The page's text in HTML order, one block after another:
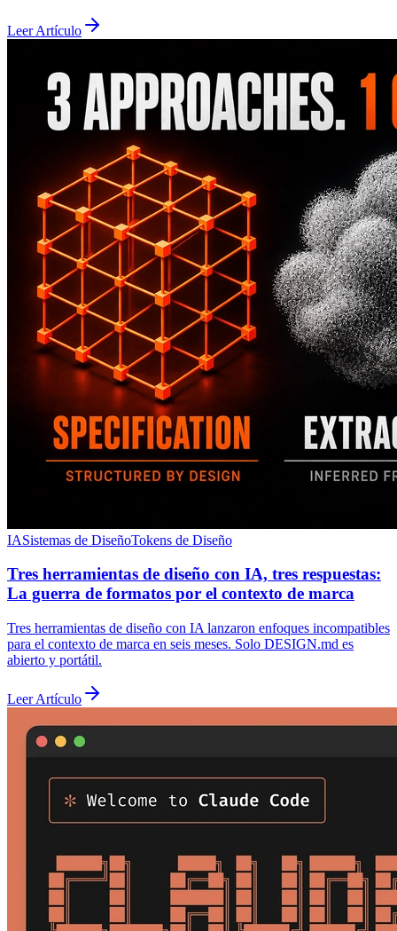
Leer Artículo
IASistemas de DiseñoTokens de Diseño
Tres herramientas de diseño con IA, tres respuestas:
La guerra de formatos por el contexto de marca
Tres herramientas de diseño con IA lanzaron enfoques incompatibles
para el contexto de marca en seis meses. Solo DESIGN.md es
abierto y portátil.
Leer Artículo